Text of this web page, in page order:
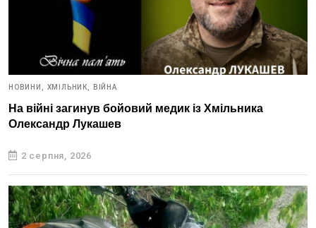
НОВИНИ, ХМІЛЬНИК, ВІЙНА
На війні загинув бойовий медик із Хмільника
Олександр Лукашев
2 серпня, 2026